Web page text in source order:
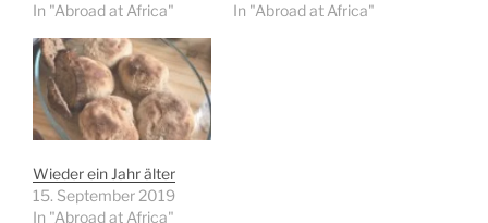
In "Abroad at Africa"
In "Abroad at Africa"
Wieder ein Jahr älter
15. September 2019
In "Abroad at Africa"